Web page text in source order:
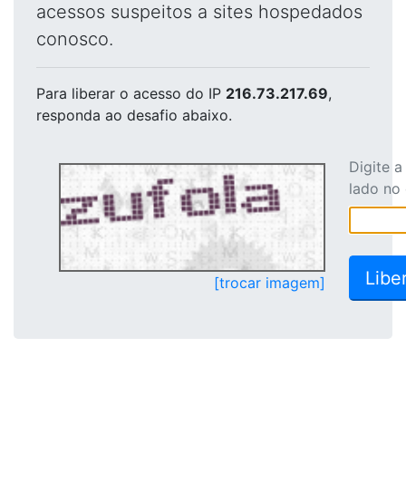
acessos suspeitos a sites hospedados
conosco.
Para liberar o acesso do IP 216.73.217.69,
responda ao desafio abaixo.
[trocar imagem]
Digite
lado no